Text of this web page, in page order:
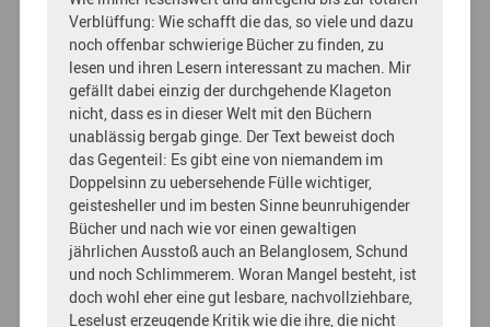
Verblüffung: Wie schafft die das, so viele und dazu
noch offenbar schwierige Bücher zu finden, zu
lesen und ihren Lesern interessant zu machen. Mir
gefällt dabei einzig der durchgehende Klageton
nicht, dass es in dieser Welt mit den Büchern
unablässig bergab ginge. Der Text beweist doch
das Gegenteil: Es gibt eine von niemandem im
Doppelsinn zu uebersehende Fülle wichtiger,
geistesheller und im besten Sinne beunruhigender
Bücher und nach wie vor einen gewaltigen
jährlichen Ausstoß auch an Belanglosem, Schund
und noch Schlimmerem. Woran Mangel besteht, ist
doch wohl eher eine gut lesbare, nachvollziehbare,
Leselust erzeugende Kritik wie die ihre, die nicht